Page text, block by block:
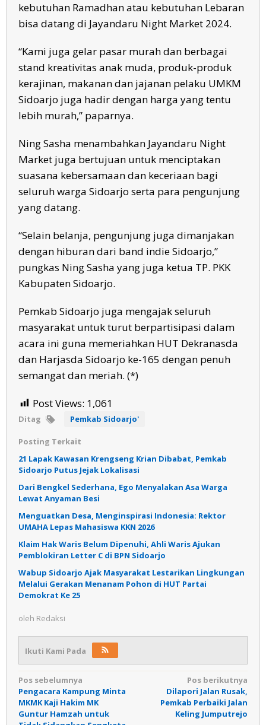
kebutuhan Ramadhan atau kebutuhan Lebaran
bisa datang di Jayandaru Night Market 2024.
“Kami juga gelar pasar murah dan berbagai
stand kreativitas anak muda, produk-produk
kerajinan, makanan dan jajanan pelaku UMKM
Sidoarjo juga hadir dengan harga yang tentu
lebih murah,” paparnya.
Ning Sasha menambahkan Jayandaru Night
Market juga bertujuan untuk menciptakan
suasana kebersamaan dan keceriaan bagi
seluruh warga Sidoarjo serta para pengunjung
yang datang.
“Selain belanja, pengunjung juga dimanjakan
dengan hiburan dari band indie Sidoarjo,”
pungkas Ning Sasha yang juga ketua TP. PKK
Kabupaten Sidoarjo.
Pemkab Sidoarjo juga mengajak seluruh
masyarakat untuk turut berpartisipasi dalam
acara ini guna memeriahkan HUT Dekranasda
dan Harjasda Sidoarjo ke-165 dengan penuh
semangat dan meriah. (*)
Post Views: 1,061
Ditag Pemkab Sidoarjo'
Posting Terkait
21 Lapak Kawasan Krengseng Krian Dibabat, Pemkab
Sidoarjo Putus Jejak Lokalisasi
Dari Bengkel Sederhana, Ego Menyalakan Asa Warga
Lewat Anyaman Besi
Menguatkan Desa, Menginspirasi Indonesia: Rektor
UMAHA Lepas Mahasiswa KKN 2026
Klaim Hak Waris Belum Dipenuhi, Ahli Waris Ajukan
Pemblokiran Letter C di BPN Sidoarjo
Wabup Sidoarjo Ajak Masyarakat Lestarikan Lingkungan
Melalui Gerakan Menanam Pohon di HUT Partai
Demokrat Ke 25
oleh Redaksi
Ikuti Kami Pada
Navigasi
pos
Pos sebelumnya
Pengacara Kampung Minta
MKMK Kaji Hakim MK
Guntur Hamzah untuk
Pos berikutnya
Dilapori Jalan Rusak,
Pemkab Perbaiki Jalan
Keling Jumputrejo